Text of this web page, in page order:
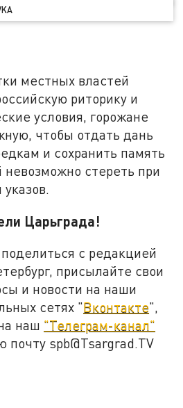
местных властей
риторику и
условия, горожане
чтобы отдать дань
и сохранить память
невозможно стереть при
Царьграда!
с редакцией
присылайте свои
и новости на наши
сетях "Вконтакте",
наш "Телеграм-канал"
почту spb@Tsargrad.TV